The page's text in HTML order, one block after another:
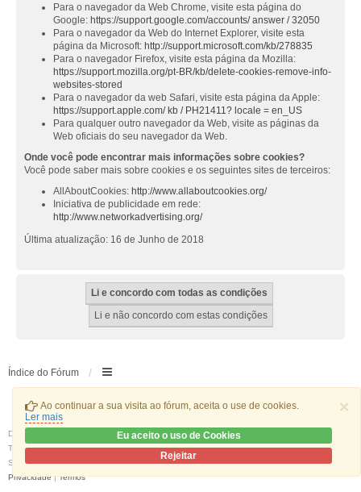
×
Ao continuar a sua visita ao fórum, aceita o use de cookies.
Ler mais
Eu aceito o uso de Cookies
Rejeitar
Para o navegador da Web Chrome, visite esta página do
Google: https://support.google.com/accounts/ answer / 32050
Para o navegador da Web do Internet Explorer, visite esta
página da Microsoft: http://support.microsoft.com/kb/278835
Para o navegador Firefox, visite esta página da Mozilla:
https://support.mozilla.org/pt-BR/kb/delete-cookies-remove-info-
websites-stored
Para o navegador da web Safari, visite esta página da Apple:
https://support.apple.com/ kb / PH21411? locale = en_US
Para qualquer outro navegador da Web, visite as páginas da
Web oficiais do seu navegador da Web.
Onde você pode encontrar mais informações sobre cookies?
Você pode saber mais sobre cookies e os seguintes sites de terceiros:
AllAboutCookies: http://www.allaboutcookies.org/
Iniciativa de publicidade em rede:
http://www.networkadvertising.org/
Última atualização: 16 de Junho de 2018
Índice do Fórum
Desenvolvido por
® Forum Software © phpBB Limited
Traduzido por:phpBB Portugal
Stylewe_universalcreated by INVENTEA & v12mike
Privacidade|Termos